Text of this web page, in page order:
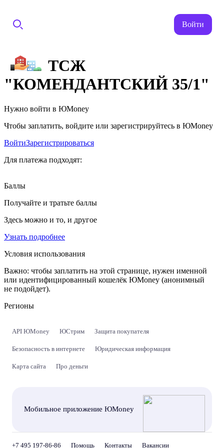
Войти
ТСЖ
"КОМЕНДАНТСКИЙ 35/1"
Нужно войти в ЮMoney
Чтобы заплатить, войдите или зарегистрируйтесь в ЮMoney
ВойтиЗарегистрироваться
Для платежа подходят:
Баллы
Получайте и тратьте баллы
Здесь можно и то, и другое
Узнать подробнее
Условия использования
Важно: чтобы заплатить на этой странице, нужен именной
или идентифицированный кошелёк ЮMoney (анонимный
не подойдет).
Регионы
API ЮMoney ЮСтрим Защита покупателя
Безопасность в интернете Юридическая информация
Карта сайта Про деньги
Мобильное приложение ЮMoney
+7 495 197-86-86 Помощь Контакты Вакансии